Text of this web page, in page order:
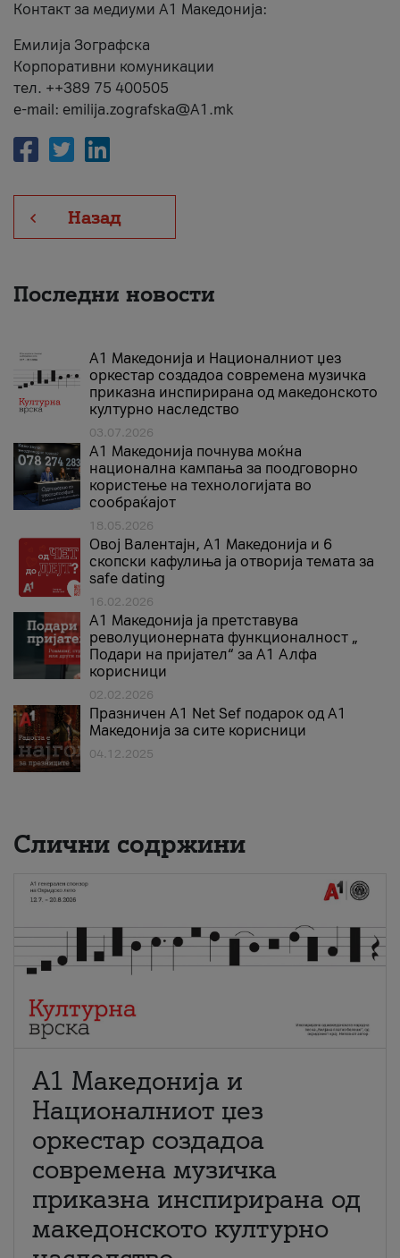
Контакт за медиуми А1 Македонија:
Емилија Зографска
Корпоративни комуникации
тел. ++389 75 400505
e-mail: emilija.zografska@A1.mk
Назад
Последни новости
А1 Македонија и Националниот џез
оркестар создадоа современа музичка
приказна инспирирана од македонското
културно наследство
03.07.2026
A1 Македонија почнува моќна
национална кампања за поодговорно
користење на технологијата во
сообраќајот
18.05.2026
Овој Валентајн, A1 Македонија и 6
скопски кафулиња ја отворија темата за
safe dating
16.02.2026
А1 Македонија ја претставува
револуционерната функционалност „
Подари на пријател“ за А1 Алфа
корисници
02.02.2026
Празничен A1 Net Sеf подарок од А1
Македонија за сите корисници
04.12.2025
Слични содржини
А1 Македонија и
Националниот џез
оркестар создадоа
современа музичка
приказна инспирирана од
македонското културно